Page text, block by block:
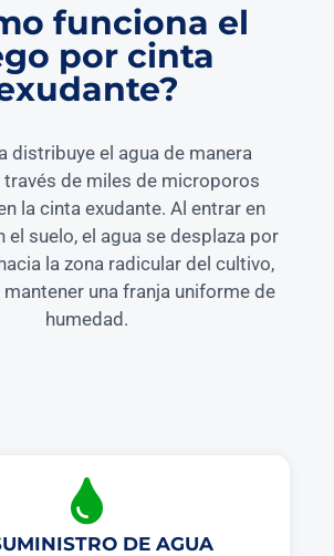
funciona el
por cinta
distribuye el agua de manera
través de miles de microporos
la cinta exudante. Al entrar en
suelo, el agua se desplaza por
la zona radicular del cultivo,
una franja uniforme de
humedad.
DE AGUA